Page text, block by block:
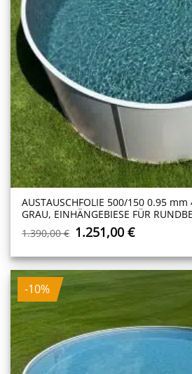
AUSTAUSCHFOLIE 500/150 0.95 mm
GRAU, EINHÄNGEBIESE FÜR
1.390,00€ Ursprünglicher
war:
1.390,00 €
1.251,00€Aktueller
ist:
1.251,00
-10%